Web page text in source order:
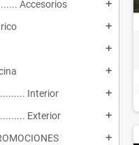
Accesorios add
add
add
add
Interior add
Exterior add
add